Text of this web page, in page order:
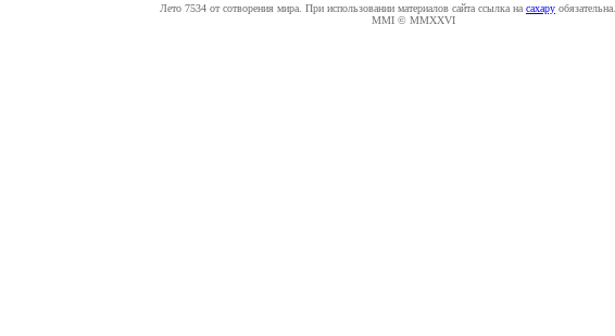
Лето 7534 от сотворения мира. При использовании материалов сайта ссылка на caxapу обязательна.
MMI © MMXXVI